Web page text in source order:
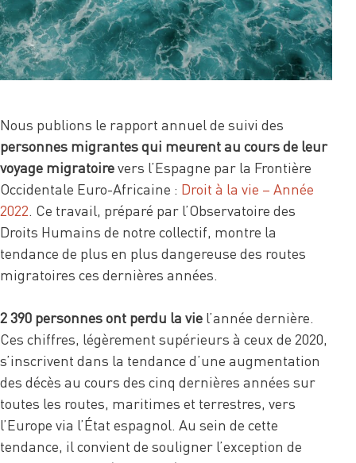
Nous publions le rapport annuel de suivi des
personnes migrantes qui meurent au cours de leur
voyage migratoirevers l’Espagne par la Frontière
Occidentale Euro-Africaine : Droit à la vie – Année
2022. Ce travail, préparé par l’Observatoire des
Droits Humains de notre collectif, montre la
tendance de plus en plus dangereuse des routes
migratoires ces dernières années.
2 390 personnes ont perdu la vie l’année dernière.
Ces chiffres, légèrement supérieurs à ceux de 2020,
s’inscrivent dans la tendance d’une augmentation
des décès au cours des cinq dernières années sur
toutes les routes, maritimes et terrestres, vers
l’Europe via l’État espagnol. Au sein de cette
tendance, il convient de souligner l’exception de